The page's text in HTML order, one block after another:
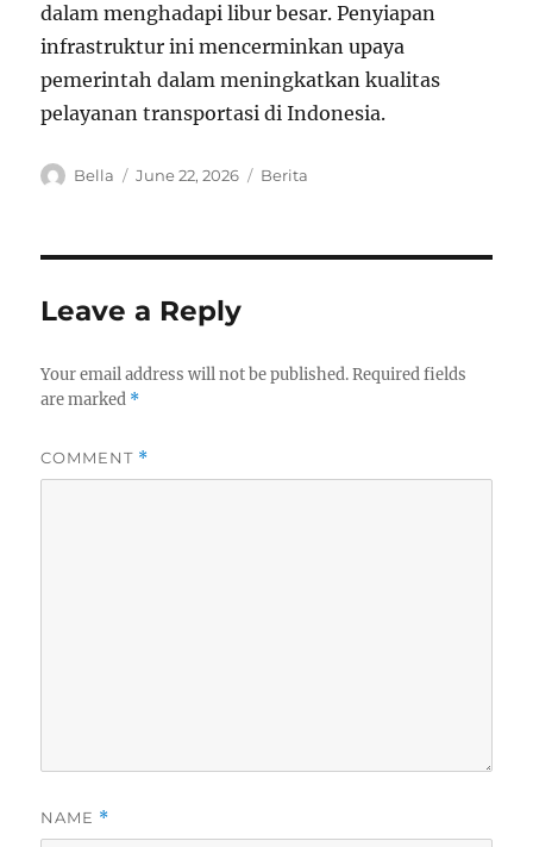
dalam menghadapi libur besar. Penyiapan
infrastruktur ini mencerminkan upaya
pemerintah dalam meningkatkan kualitas
pelayanan transportasi di Indonesia.
A
Bella
P
o
June 22, 2026
C
e
Berita
Leave a Reply
Your email address will not be published. Required fields
are marked *
COMMENT *
NAME *